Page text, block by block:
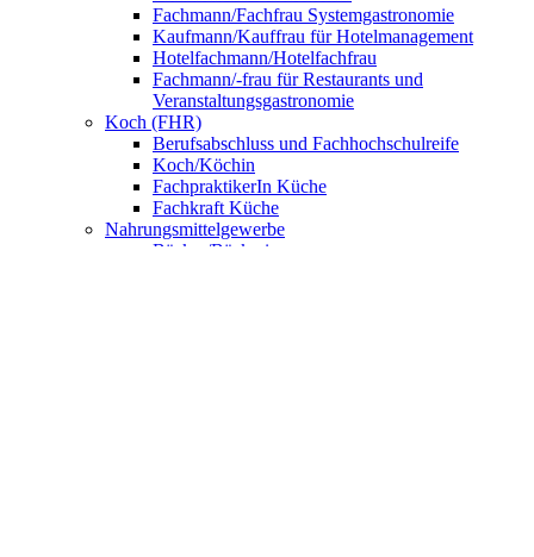
Fachmann/Fachfrau Systemgastronomie
Kaufmann/Kauffrau für Hotelmanagement
Hotelfachmann/Hotelfachfrau
Fachmann/-frau für Restaurants und
Veranstaltungsgastronomie
Koch (FHR)
Berufsabschluss und Fachhochschulreife
Koch/Köchin
FachpraktikerIn Küche
Fachkraft Küche
Nahrungsmittelgewerbe
Bäcker/Bäckerin